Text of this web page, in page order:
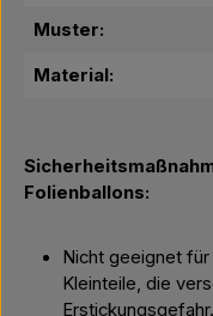
Muster:
Material:
Folienballons:
Nicht geeignet für
Kleinteile, die
Erstickungsgefahr.